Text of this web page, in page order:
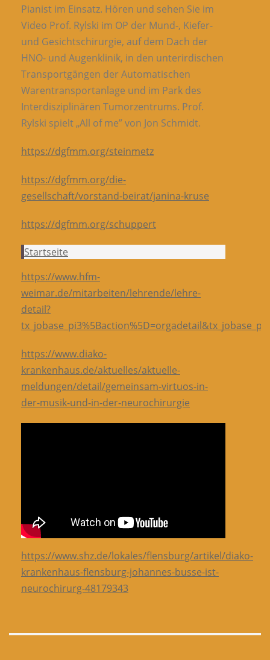
Pianist im Einsatz. Hören und sehen Sie im
Video Prof. Rylski im OP der Mund-, Kiefer-
und Gesichtschirurgie, auf dem Dach der
HNO- und Augenklinik, in den unterirdischen
Transportgängen der Automatischen
Warentransportanlage und im Park des
Interdisziplinären Tumorzentrums. Prof.
Rylski spielt „All of me” von Jon Schmidt.
https://dgfmm.org/steinmetz
https://dgfmm.org/die-
gesellschaft/vorstand-beirat/janina-kruse
https://dgfmm.org/schuppert
Startseite
https://www.hfm-
weimar.de/mitarbeiten/lehrende/lehre-
detail?
https://www.diako-
krankenhaus.de/aktuelles/aktuelle-
meldungen/detail/gemeinsam-virtuos-in-
der-musik-und-in-der-neurochirurgie
https://www.shz.de/lokales/flensburg/artikel/diako-
krankenhaus-flensburg-johannes-busse-ist-
neurochirurg-48179343